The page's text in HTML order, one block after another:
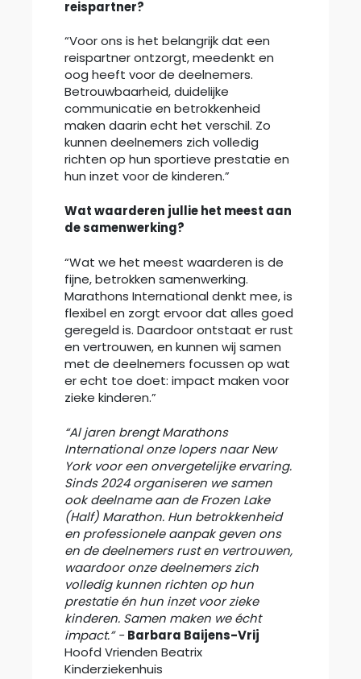
reispartner?
“Voor ons is het belangrijk dat een
reispartner ontzorgt, meedenkt en
oog heeft voor de deelnemers.
Betrouwbaarheid, duidelijke
communicatie en betrokkenheid
maken daarin echt het verschil. Zo
kunnen deelnemers zich volledig
richten op hun sportieve prestatie en
hun inzet voor de kinderen.”
Wat waarderen jullie het meest aan
de samenwerking?
“Wat we het meest waarderen is de
fijne, betrokken samenwerking.
Marathons International denkt mee, is
flexibel en zorgt ervoor dat alles goed
geregeld is. Daardoor ontstaat er rust
en vertrouwen, en kunnen wij samen
met de deelnemers focussen op wat
er echt toe doet: impact maken voor
zieke kinderen.”
“Al jaren brengt Marathons
International onze lopers naar New
York voor een onvergetelijke ervaring.
Sinds 2024 organiseren we samen
ook deelname aan de Frozen Lake
(Half) Marathon. Hun betrokkenheid
en professionele aanpak geven ons
en de deelnemers rust en vertrouwen,
waardoor onze deelnemers zich
volledig kunnen richten op hun
prestatie én hun inzet voor zieke
kinderen. Samen maken we écht
impact.” -Barbara Baijens-Vrij
Hoofd Vrienden Beatrix
Kinderziekenhuis